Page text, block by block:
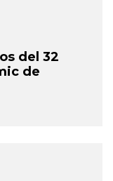
del 32
de